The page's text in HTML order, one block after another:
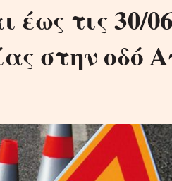
τις 30/
στην οδό